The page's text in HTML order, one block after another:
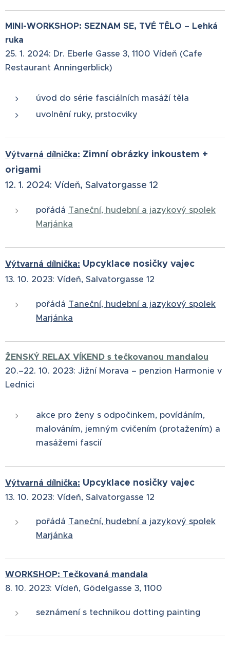
MINI-WORKSHOP: SEZNAM SE, TVÉ TĚLO –⁠⁠⁠⁠⁠⁠ Lehká
ruka
25. 1. 2024: Dr. Eberle Gasse 3, 1100 Vídeň (Cafe
Restaurant Anningerblick)
úvod do série fasciálních masáží těla
uvolnění ruky, prstocviky
Výtvarná dílnička: Zimní obrázky inkoustem +
origami
12. 1. 2024: Vídeň, Salvatorgasse 12
pořádá Taneční, hudební a jazykový spolek
Marjánka
Výtvarná dílnička: Upcyklace nosičky vajec
13. 10. 2023: Vídeň, Salvatorgasse 12
pořádá Taneční, hudební a jazykový spolek
Marjánka
ŽENSKÝ RELAX VÍKEND s tečkovanou mandalou
20.–22. 10. 2023: Jižní Morava – penzion Harmonie v
Lednici
akce pro ženy s odpočinkem, povídáním,
malováním, jemným cvičením (protažením) a
masážemi fascií
Výtvarná dílnička: Upcyklace nosičky vajec
13. 10. 2023: Vídeň, Salvatorgasse 12
pořádá Taneční, hudební a jazykový spolek
Marjánka
WORKSHOP: Tečkovaná mandala
8. 10. 2023: Vídeň, Gödelgasse 3, 1100
seznámení s technikou dotting painting